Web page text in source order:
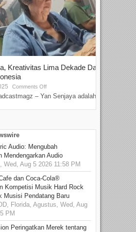
Kreativitas Lima Dekade Dalam
Comments Off
– Yan Senjaya adalah...
Audio: Mengubah
Mendengarkan Audio
Wed, Aug 5 2026 11:58 PM
dan Coca-Cola®
Kompetisi Musik Hard Rock
Musisi Pendatang Baru
Florida, Agustus, Wed, Aug
PM
Peringatkan Merek tentang